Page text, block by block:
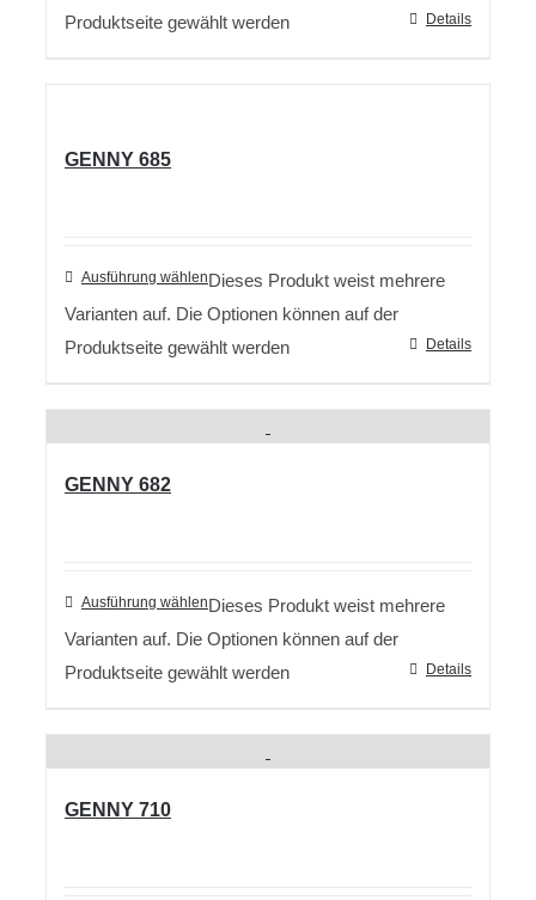
Produktseite gewählt werden
Details
GENNY 685
Ausführung wählenDieses Produkt weist mehrere
Varianten auf. Die Optionen können auf der
Produktseite gewählt werden
Details
GENNY 682
Ausführung wählenDieses Produkt weist mehrere
Varianten auf. Die Optionen können auf der
Produktseite gewählt werden
Details
GENNY 710